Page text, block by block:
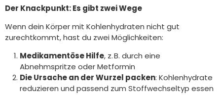
Der Knackpunkt: Es gibt zwei Wege
Wenn dein Körper mit Kohlenhydraten nicht gut
zurechtkommt, hast du zwei Möglichkeiten:
Medikamentöse Hilfe, z. B. durch eine
Abnehmspritze oder Metformin
Die Ursache an der Wurzel packen: Kohlenhydrate
reduzieren und passend zum Stoffwechseltyp essen